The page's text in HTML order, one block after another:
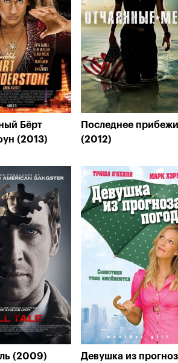
Бёрт
(2013)
Последнее
(2012)
(2009)
Девушка из